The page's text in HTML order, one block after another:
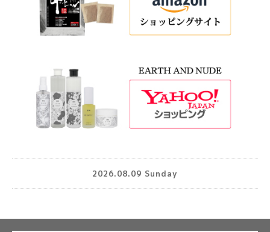
2026.08.09 Sunday